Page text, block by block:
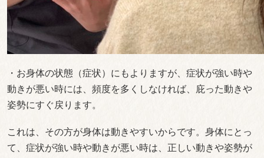
・お身体の状態（症状）にもよりますが、症状が強い時や
動きが悪い時には、頻度を多くしなければ、庇った動きや
姿勢にすぐ戻ります。
これは、その方が身体は動きやすいからです。身体にとっ
て、症状が強い時や動きが悪い時は、正しい動きや姿勢が